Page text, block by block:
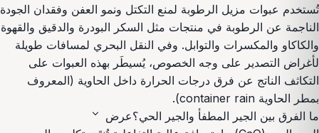
تُستخدم عبوات مزيل الرطوبة لمنع التكتل ونمو العفن وفقدان الجودة
الناجمة عن الرطوبة في منتجات مثل السكر البودرة والدقيق والقهوة
والكاكاو والمكسرات والتوابل. وفي النقل البحري لمسافات طويلة
لأغراض التصدير على وجه الخصوص، يُسيطَر بهذه العبوات على
التكاثف الناتج عن فرق درجات الحرارة داخل الحاوية (المعروف
بمطر الحاوية container rain).
ما الفرق بين الجير المطفأ والجير الحي؟عرض expand_more